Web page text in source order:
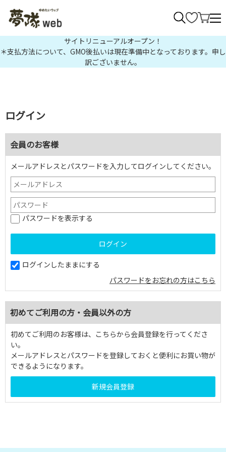
サイトリニューアルオープン！
＊支払方法について、GMO後払いは現在準備中となっております。申し
訳ございません。
ログイン
会員のお客様
メールアドレスとパスワードを入力してログインしてください。
パスワードを表示する
ログインしたままにする
パスワードをお忘れの方はこちら
初めてご利用の方・会員以外の方
初めてご利用のお客様は、こちらから会員登録を行ってくださ
い。
メールアドレスとパスワードを登録しておくと便利にお買い物が
できるようになります。